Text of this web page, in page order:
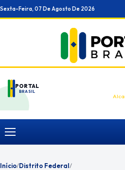
Ir
para
Sexta-Feira, 07 De Agosto De 2026
PORTAL
BRASIL
Menu
Início/Distrito Federal/